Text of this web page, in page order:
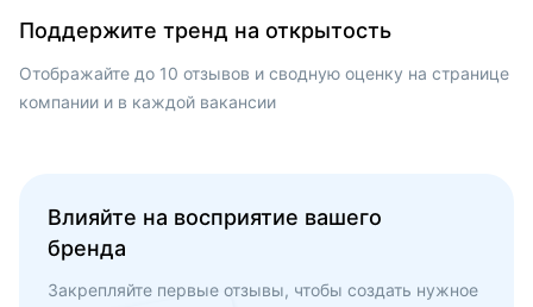
Поддержите тренд на открытость
Отображайте до 10 отзывов и сводную оценку на странице
компании и в каждой вакансии
Влияйте на восприятие вашего
бренда
Закрепляйте первые отзывы, чтобы создать нужное